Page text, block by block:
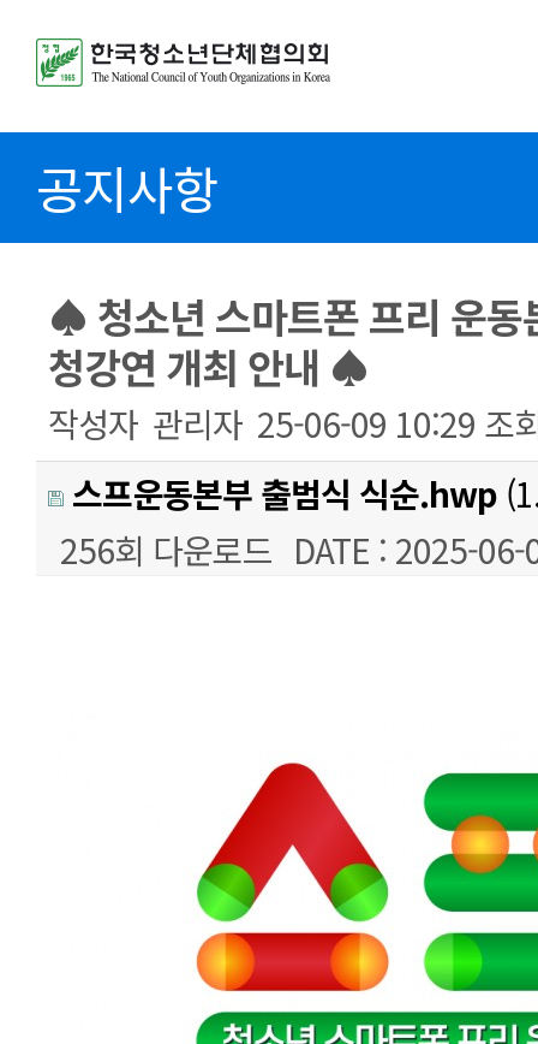
공지사항
♠ 청소년 스마트폰 프리 운동
청강연 개최 안내 ♠
작성자 관리자 25-06-09 10:29 조
스프운동본부 출범식 식순.hwp
256회 다운로드 DATE : 2025-